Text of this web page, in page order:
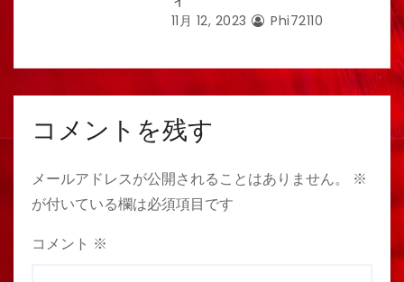
11月 12, 2023 Phi72110
コメントを残す
メールアドレスが公開されることはありません。
※
が付いている欄は必須項目です
コメント ※